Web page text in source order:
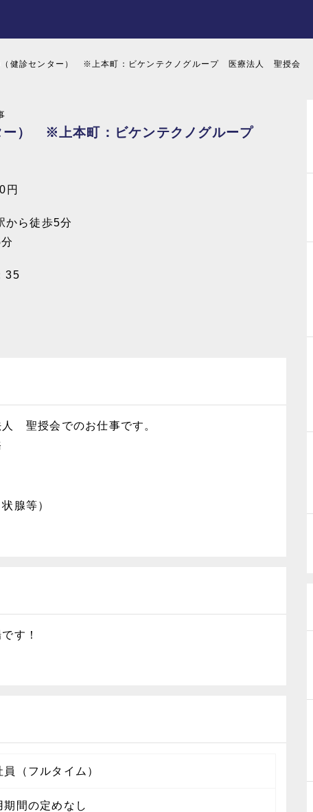
（健診センター） ※上本町：ビケンテクノグループ 医療法人 聖授会
ー） ※上本町：ビケンテクノグループ
円
ら徒歩5分
35
聖授会でのお仕事です。
腺等）
す！
員（フルタイム）
期間の定めなし